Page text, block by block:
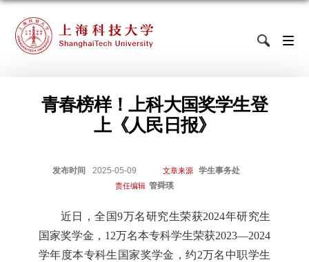
青春榜样！上科大国奖学生登
上《人民日报》
发布时间 2025-05-09 文章来源 学生事务处
责任编辑 管舜瑛
近日，全国9万名研究生荣获2024年研究生
国家奖学金，12万名本专科学生荣获2023—2024
学年度本专科生国家奖学金，约2万名中职学生